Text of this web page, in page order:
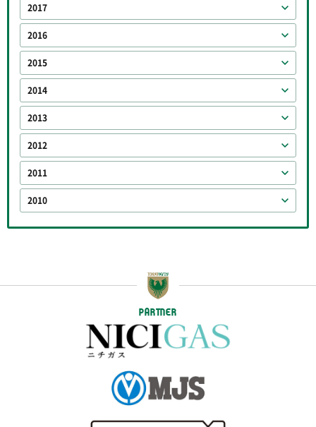
2017
2016
2015
2014
2013
2012
2011
2010
PARTNER